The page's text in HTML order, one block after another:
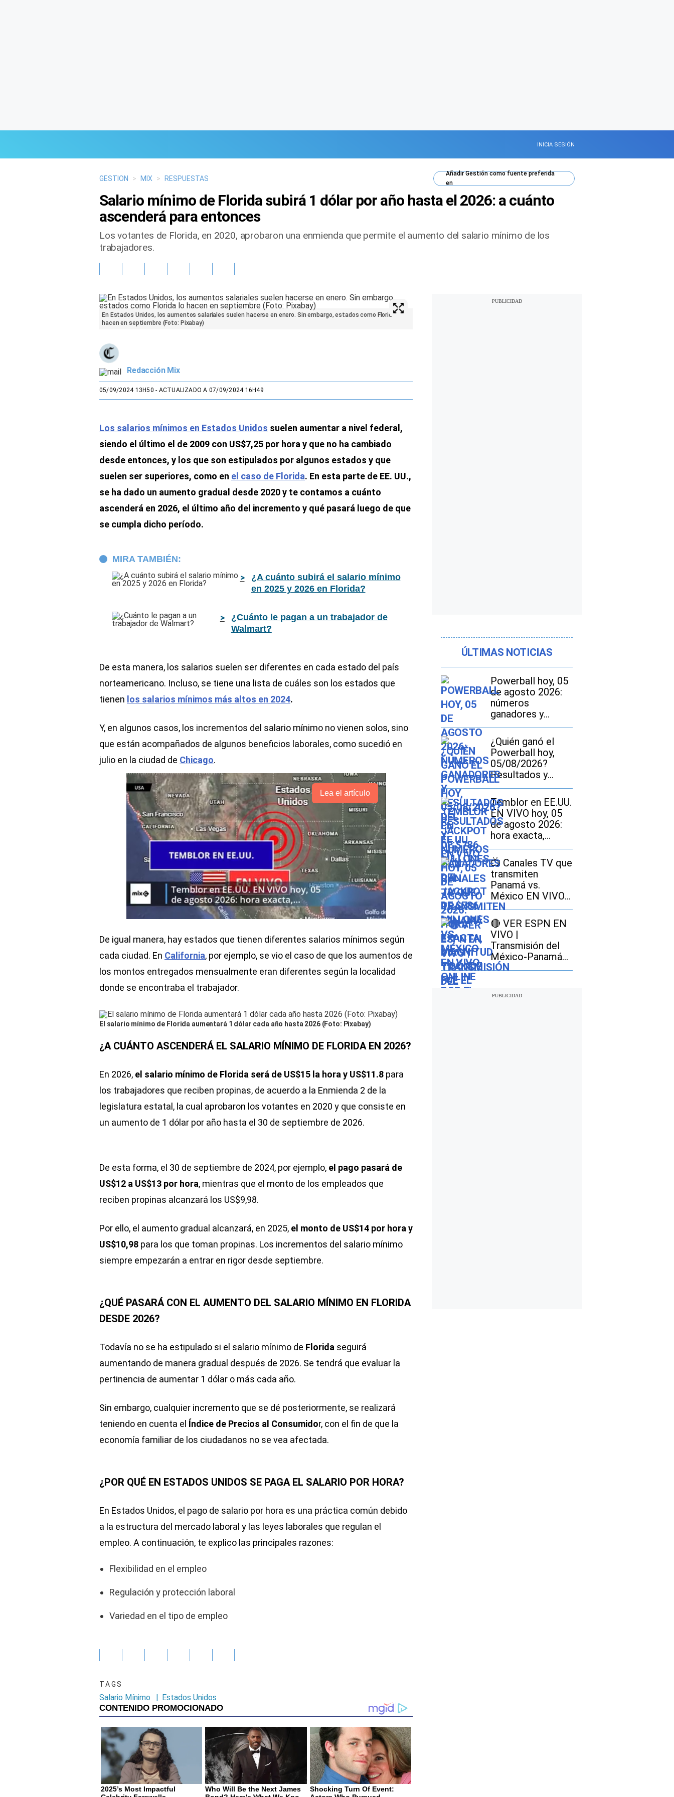
INICIA SESIÓN
GESTION > MIX > RESPUESTAS
AñadirGestióncomo fuente preferida
en
Salario mínimo de Florida subirá 1 dólar por año hasta el 2026: a cuánto
ascenderá para entonces
Los votantes de Florida, en 2020, aprobaron una enmienda que permite el aumento del salario mínimo de los
trabajadores.
En Estados Unidos, los aumentos salariales suelen hacerse en enero. Sin embargo, estados como Florida lo
hacen en septiembre (Foto: Pixabay)
Redacción Mix
05/09/2024 13H50 - ACTUALIZADO A 07/09/2024 16H49
Los salarios mínimos en Estados Unidos suelen aumentar a nivel federal,
siendo el último el de 2009 con US$7,25 por hora y que no ha cambiado
desde entonces, y los que son estipulados por algunos estados y que
suelen ser superiores, como en el caso de Florida. En esta parte de EE. UU.,
se ha dado un aumento gradual desde 2020 y te contamos a cuánto
ascenderá en 2026, el último año del incremento y qué pasará luego de que
se cumpla dicho período.
MIRA TAMBIÉN:
¿A cuánto subirá el salario mínimo
en 2025 y 2026 en Florida?
¿Cuánto le pagan a un trabajador de
Walmart?
De esta manera, los salarios suelen ser diferentes en cada estado del país
norteamericano. Incluso, se tiene una lista de cuáles son los estados que
tienen los salarios mínimos más altos en 2024.
Y, en algunos casos, los incrementos del salario mínimo no vienen solos, sino
que están acompañados de algunos beneficios laborales, como sucedió en
julio en la ciudad de Chicago.
Lea el artículo
De igual manera, hay estados que tienen diferentes salarios mínimos según
cada ciudad. En California, por ejemplo, se vio el caso de que los aumentos de
los montos entregados mensualmente eran diferentes según la localidad
donde se encontraba el trabajador.
El salario mínimo de Florida aumentará 1 dólar cada año hasta 2026 (Foto: Pixabay)
¿A CUÁNTO ASCENDERÁ EL SALARIO MÍNIMO DE FLORIDA EN 2026?
En 2026, el salario mínimo de Florida será de US$15 la hora y US$11.8 para
los trabajadores que reciben propinas, de acuerdo a la Enmienda 2 de la
legislatura estatal, la cual aprobaron los votantes en 2020 y que consiste en
un aumento de 1 dólar por año hasta el 30 de septiembre de 2026.
De esta forma, el 30 de septiembre de 2024, por ejemplo, el pago pasará de
US$12 a US$13 por hora, mientras que el monto de los empleados que
reciben propinas alcanzará los US$9,98.
Por ello, el aumento gradual alcanzará, en 2025, el monto de US$14 por hora y
US$10,98 para los que toman propinas. Los incrementos del salario mínimo
siempre empezarán a entrar en rigor desde septiembre.
¿QUÉ PASARÁ CON EL AUMENTO DEL SALARIO MÍNIMO EN FLORIDA
DESDE 2026?
Todavía no se ha estipulado si el salario mínimo de Florida seguirá
aumentando de manera gradual después de 2026. Se tendrá que evaluar la
pertinencia de aumentar 1 dólar o más cada año.
Sin embargo, cualquier incremento que se dé posteriormente, se realizará
teniendo en cuenta el Índice de Precios al Consumidor, con el fin de que la
economía familiar de los ciudadanos no se vea afectada.
¿POR QUÉ EN ESTADOS UNIDOS SE PAGA EL SALARIO POR HORA?
En Estados Unidos, el pago de salario por hora es una práctica común debido
a la estructura del mercado laboral y las leyes laborales que regulan el
empleo. A continuación, te explico las principales razones:
Flexibilidad en el empleo
Regulación y protección laboral
Variedad en el tipo de empleo
TAGS
Salario Mínimo | Estados Unidos
ÚLTIMAS NOTICIAS
Powerball hoy, 05
de agosto 2026:
números
ganadores y
resultados del
jackpot de $786
millones
¿Quién ganó el
Powerball hoy,
05/08/2026?
Resultados y
números
ganadores del
jackpot de $786
millones
Temblor en EE.UU.
EN VIVO hoy, 05
de agosto 2026:
hora exacta,
magnitud y dónde
fue el epicentro
del último sismo
📺 Canales TV que
transmiten
Panamá vs.
México EN VIVO
ONLINE por el
Premundial Sub-
20 de Concacaf
🔴 VER ESPN EN
VIVO |
Transmisión del
México-Panamá
GRATIS por